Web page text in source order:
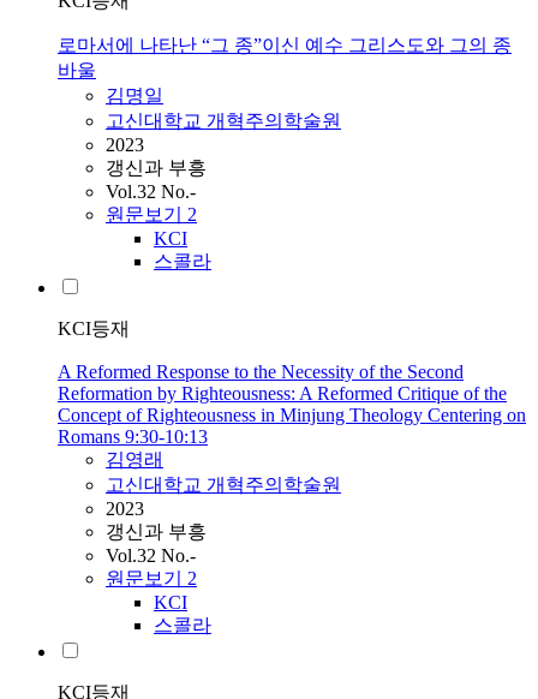
로마서에 나타난 “그 종”이신 예수 그리스도와 그의 종
바울
김명일
고신대학교 개혁주의학술원
2023
갱신과 부흥
Vol.32 No.-
원문보기 2
KCI
스콜라
KCI등재
A Reformed Response to the Necessity of the Second
Reformation by Righteousness: A Reformed Critique of the
Concept of Righteousness in Minjung Theology Centering on
Romans 9:30-10:13
김영래
고신대학교 개혁주의학술원
2023
갱신과 부흥
Vol.32 No.-
원문보기 2
KCI
스콜라
KCI등재